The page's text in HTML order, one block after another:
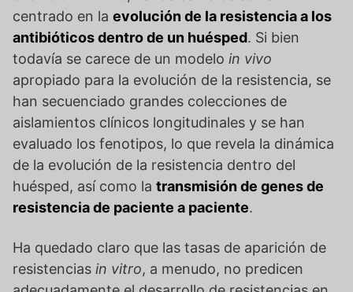
centrado en la evolución de la resistencia a los
antibióticos dentro de un huésped. Si bien
todavía se carece de un modelo in vivo
apropiado para la evolución de la resistencia, se
han secuenciado grandes colecciones de
aislamientos clínicos longitudinales y se han
evaluado los fenotipos, lo que revela la dinámica
de la evolución de la resistencia dentro del
huésped, así como la transmisión de genes de
resistencia de paciente a paciente.
Ha quedado claro que las tasas de aparición de
resistencias in vitro, a menudo, no predicen